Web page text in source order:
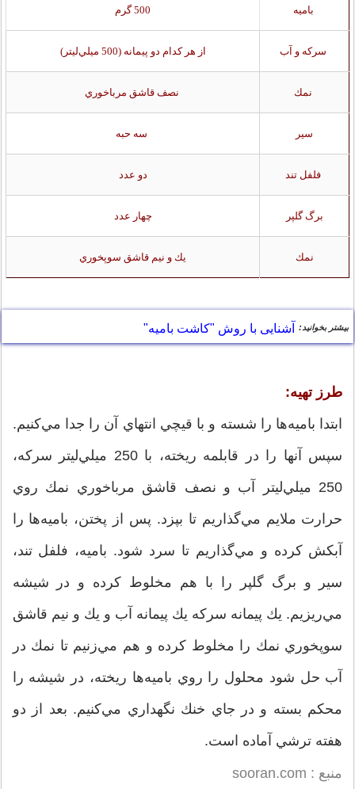
باميه 500 گرم
سركه و آب از هر کدام دو پيمانه (500 ميلي‌ليتر)
نمك نصف قاشق مرباخوري
سير سه حبه
فلفل تند دو عدد
برگ گلپر چهار عدد
نمك يك و نيم قاشق سوپخوري
بیشتر بخوانید: آشنایی با روش "کاشت بامیه"
طرز تهيه:
ابتدا باميه‌ها را شسته و با قيچي انتهاي آن را جدا مي‌كنيم.
سپس آنها را در قابلمه ريخته، با 250 ميلي‌ليتر سركه،
250 ميلي‌ليتر آب و نصف قاشق مرباخوري نمك روي
حرارت ملايم مي‌گذاريم تا بپزد. پس از پختن، باميه‌ها را
آبكش كرده و مي‌گذاريم تا سرد شود. باميه، فلفل تند،
سير و برگ گلپر را با هم مخلوط كرده و در شيشه
مي‌ريزيم. يك پيمانه سركه يك پيمانه آب و يك و نيم قاشق
سوپخوري نمك را مخلوط كرده و هم مي‌زنيم تا نمك در
آب حل شود محلول را روي باميه‌ها ريخته، در شيشه را
محكم بسته و در جاي خنك نگهداري مي‌كنيم. بعد از دو
هفته ترشي آماده است.
منبع : sooran.com